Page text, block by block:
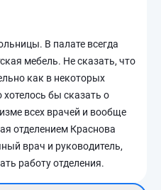
В палате всегда
мебель. Не сказать, что
как в некоторых
бы сказать о
всех врачей и вообще
отделением Краснова
врач и руководитель,
работу отделения.